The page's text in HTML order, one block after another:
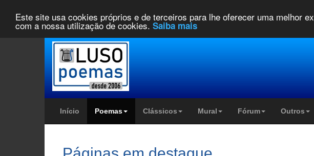
Este site usa cookies próprios e de terceiros para lhe oferecer uma melhor
com a nossa utilização de cookies. Saiba mais
Início Poemas Clássicos Mural Fórum Outros